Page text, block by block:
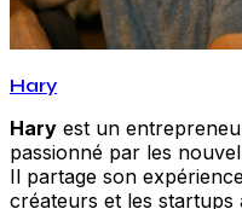
Hary
Hary est un
passionné par les
Il partage son
créateurs et les startups